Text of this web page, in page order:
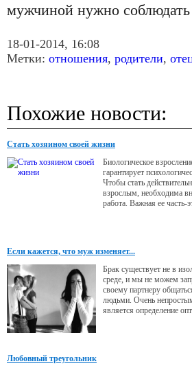
мужчиной нужно соблюдать
18-01-2014, 16:08
Метки: отношения, родители,
Похожие новости:
Стать хозяином своей жизни
Биологическое
гарантирует
Чтобы стать
взрослым, необходима
работа. Важная ее часть-
Если кажется, что муж изменяет...
Брак существует не в
среде, и мы не можем
своему партнеру
людьми. Очень
является определение
Любовный треугольник